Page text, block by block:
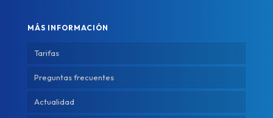
MÁS INFORMACIÓN
Tarifas
Preguntas frecuentes
Actualidad